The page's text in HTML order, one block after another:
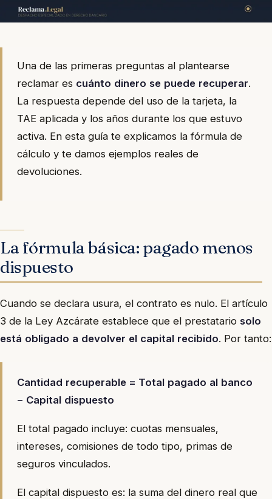
Una de las primeras preguntas al plantearse
reclamar es cuánto dinero se puede recuperar.
La respuesta depende del uso de la tarjeta, la
TAE aplicada y los años durante los que estuvo
activa. En esta guía te explicamos la fórmula de
cálculo y te damos ejemplos reales de
devoluciones.
La fórmula básica: pagado menos
dispuesto
Cuando se declara usura, el contrato es nulo. El artículo
3 de la Ley Azcárate establece que el prestatario solo
está obligado a devolver el capital recibido. Por tanto:
Cantidad recuperable = Total pagado al banco
− Capital dispuesto
El total pagado incluye: cuotas mensuales,
intereses, comisiones de todo tipo, primas de
seguros vinculados.
El capital dispuesto es: la suma del dinero real que